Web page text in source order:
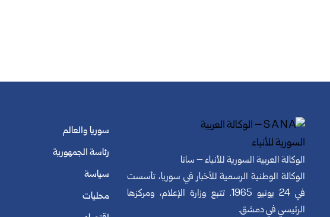
الوكالة العربية السورية للأنباء – سانا
الوكالة الوطنية الرسمية للأخبار في سوريا، تأسست
في 24 يونيو 1965. تتبع وزارة الإعلام، ومركزها
الرئيسي في دمشق.
سوريا والعالم
رئاسة الجمهورية
سياسة
محليات